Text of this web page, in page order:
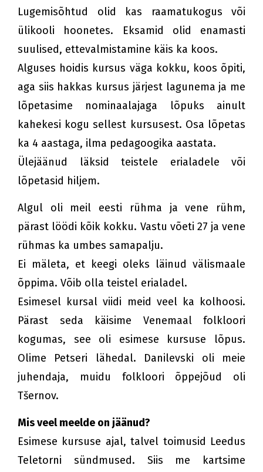
Lugemisõhtud olid kas raamatukogus või
ülikooli hoonetes. Eksamid olid enamasti
suulised, ettevalmistamine käis ka koos.
Alguses hoidis kursus väga kokku, koos õpiti,
aga siis hakkas kursus järjest lagunema ja me
lõpetasime nominaalajaga lõpuks ainult
kahekesi kogu sellest kursusest. Osa lõpetas
ka 4 aastaga, ilma pedagoogika aastata.
Ülejäänud läksid teistele erialadele või
lõpetasid hiljem.
Algul oli meil eesti rühma ja vene rühm,
pärast löödi kõik kokku. Vastu võeti 27 ja vene
rühmas ka umbes samapalju.
Ei mäleta, et keegi oleks läinud välismaale
õppima. Võib olla teistel erialadel.
Esimesel kursal viidi meid veel ka kolhoosi.
Pärast seda käisime Venemaal folkloori
kogumas, see oli esimese kursuse lõpus.
Olime Petseri lähedal. Danilevski oli meie
juhendaja, muidu folkloori õppejõud oli
Tšernov.
Mis veel meelde on jäänud?
Esimese kursuse ajal, talvel toimusid Leedus
Teletorni sündmused. Siis me kartsime